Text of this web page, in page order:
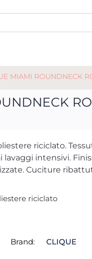
aggiorna
MIAMI ROUNDNECK
riciclato.
intensivi.
Cuciture
riciclato
Brand: CLIQUE